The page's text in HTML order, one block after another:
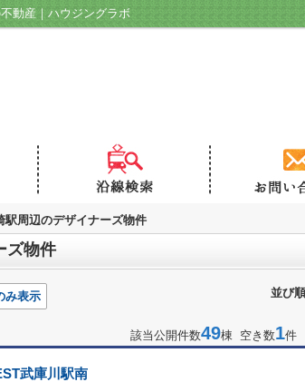
動産｜ハウジングラボ
駅周辺のデザイナーズ物件
ズ物件
並び順
み表示
該当公開件数49棟 空き数1件
武庫川駅南